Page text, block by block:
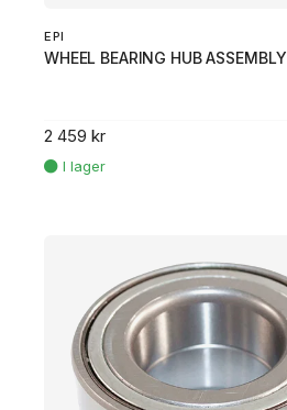
EPI
WHEEL BEARING HUB ASSEMBLY
2 459 kr